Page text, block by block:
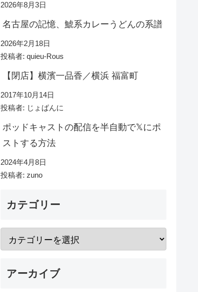
2026年8月3日
名古屋の記憶、鯱系カレーうどんの系譜
2026年2月18日
投稿者: quieu-Rous
【閉店】横濱一品香／横浜 福富町
2017年10月14日
投稿者: じょばんに
ポッドキャストの配信を半自動で𝕏にポ
ストする方法
2024年4月8日
投稿者: zuno
カテゴリー
アーカイブ